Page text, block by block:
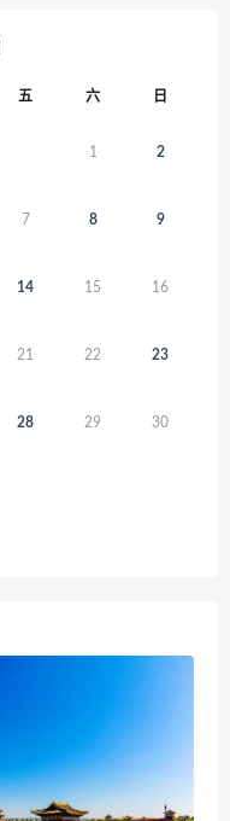
五 六 日
1 2
7 8 9
14 15 16
21 22 23
28 29 30